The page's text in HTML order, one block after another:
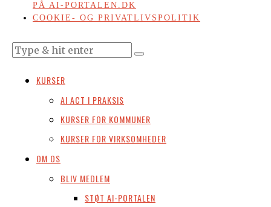
PÅ AI-PORTALEN.DK
COOKIE- OG PRIVATLIVSPOLITIK
KURSER
AI ACT I PRAKSIS
KURSER FOR KOMMUNER
KURSER FOR VIRKSOMHEDER
OM OS
BLIV MEDLEM
STØT AI-PORTALEN